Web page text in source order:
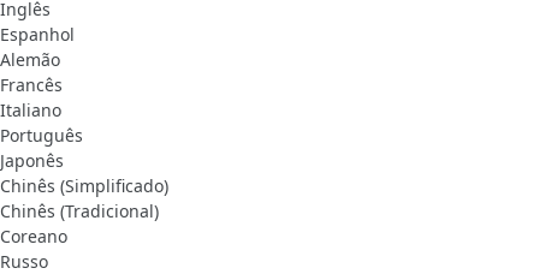
Inglês
Espanhol
Alemão
Francês
Italiano
Português
Japonês
Chinês (Simplificado)
Chinês (Tradicional)
Coreano
Russo